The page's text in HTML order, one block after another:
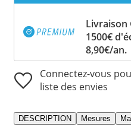
Livraison
1500€
8,90€/an.
Connectez-vous
liste des envies
DESCRIPTION Mesures